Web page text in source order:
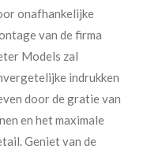
onafhankelijke
van de firma
Models zal
indrukken
door de gratie van
en het maximale
Geniet van de